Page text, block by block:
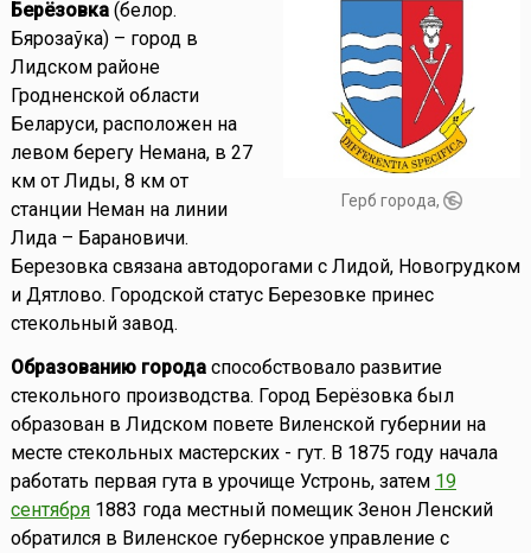
Герб города,
Берёзовка(белор.
Бярозаўка) – город в
Лидском районе
Гродненской области
Беларуси, расположен на
левом берегу Немана, в 27
км от Лиды, 8 км от
станции Неман на линии
Лида – Барановичи.
Березовка связана автодорогами с Лидой, Новогрудком
и Дятлово. Городской статус Березовке принес
стекольный завод.
Образованию городаспособствовало развитие
стекольного производства. Город Берёзовка был
образован в Лидском повете Виленской губернии на
месте стекольных мастерских - гут. В 1875 году начала
работать первая гута в урочище Устронь, затем 19
сентября1883 года местный помещик Зенон Ленский
обратился в Виленское губернское управление с